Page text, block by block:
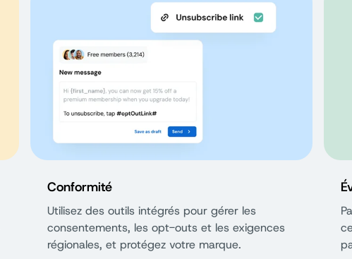
Conformité
Utilisez des outils intégrés pour gérer les
consentements, les opt-outs et les exigences
régionales, et protégez votre marque.